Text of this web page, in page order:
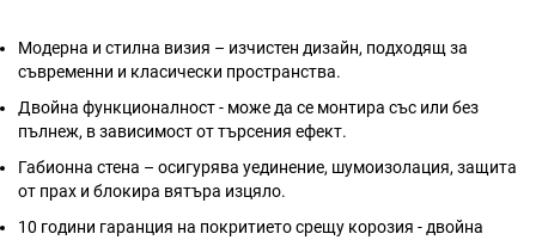
Модерна и стилна визия – изчистен дизайн, подходящ за
съвременни и класически пространства.
Двойна функционалност - може да се монтира със или без
пълнеж, в зависимост от търсения ефект.
Габионна стена – осигурява уединение, шумоизолация, защита
от прах и блокира вятъра изцяло.
10 години гаранция на покритието срещу корозия - двойна